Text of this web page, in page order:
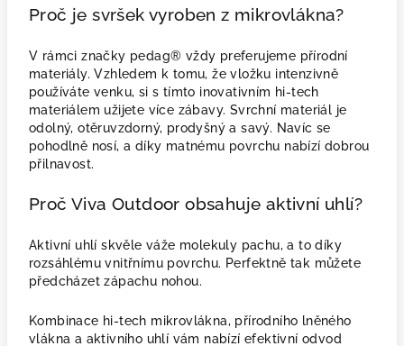
Proč je svršek vyroben z mikrovlákna?
V rámci značky pedag® vždy preferujeme přírodní
materiály. Vzhledem k tomu, že vložku intenzivně
používáte venku, si s tímto inovativním hi-tech
materiálem užijete více zábavy. Svrchní materiál je
odolný, otěruvzdorný, prodyšný a savý. Navíc se
pohodlně nosí, a díky matnému povrchu nabízí dobrou
přilnavost.
Proč Viva Outdoor obsahuje aktivní uhlí?
Aktivní uhlí skvěle váže molekuly pachu, a to díky
rozsáhlému vnitřnímu povrchu. Perfektně tak můžete
předcházet zápachu nohou.
Kombinace hi-tech mikrovlákna, přírodního lněného
vlákna a aktivního uhlí vám nabízí efektivní odvod